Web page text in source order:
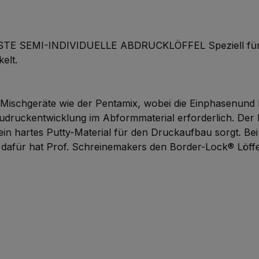
SEMI-INDIVIDUELLE ABDRUCKLÖFFEL Speziell
wie der Pentamix, wobei die
im Abformmaterial erforderlich.
hartes Putty-Material für den Druckaufbau sorgt.
hat Prof. Schreinemakers den Border-Lock®